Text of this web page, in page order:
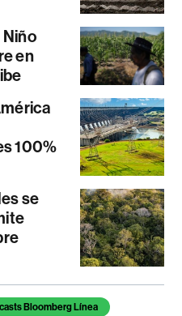
Niño
en
100%
se
Bloomberg Línea